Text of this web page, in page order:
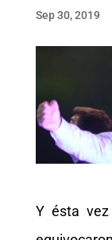
Sep 30, 2019
Y ésta